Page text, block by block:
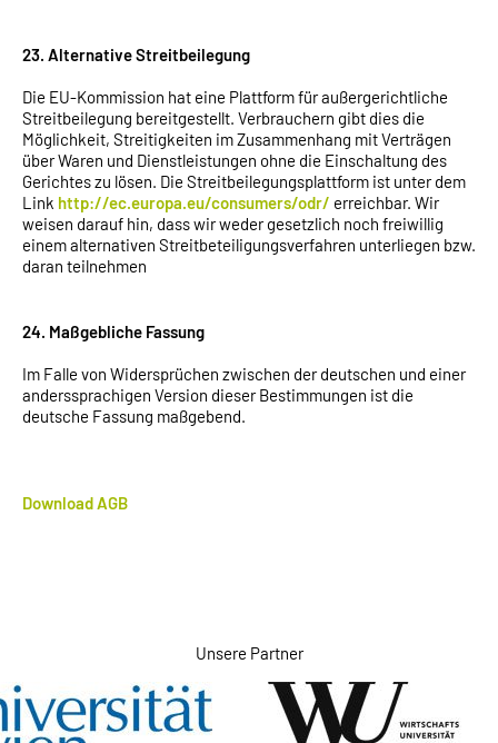
23. Alternative Streitbeilegung
Die EU-Kommission hat eine Plattform für außergerichtliche
Streitbeilegung bereitgestellt. Verbrauchern gibt dies die
Möglichkeit, Streitigkeiten im Zusammenhang mit Verträgen
über Waren und Dienstleistungen ohne die Einschaltung des
Gerichtes zu lösen. Die Streitbeilegungsplattform ist unter dem
Link http://ec.europa.eu/consumers/odr/ erreichbar. Wir
weisen darauf hin, dass wir weder gesetzlich noch freiwillig
einem alternativen Streitbeteiligungsverfahren unterliegen bzw.
daran teilnehmen
24. Maßgebliche Fassung
Im Falle von Widersprüchen zwischen der deutschen und einer
anderssprachigen Version dieser Bestimmungen ist die
deutsche Fassung maßgebend.
Download AGB
Unsere Partner